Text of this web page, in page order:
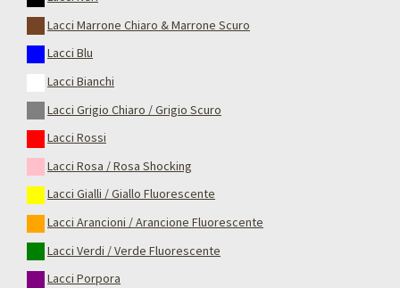
Lacci Marrone Chiaro & Marrone Scuro
Lacci Blu
Lacci Bianchi
Lacci Grigio Chiaro / Grigio Scuro
Lacci Rossi
Lacci Rosa / Rosa Shocking
Lacci Gialli / Giallo Fluorescente
Lacci Arancioni / Arancione Fluorescente
Lacci Verdi / Verde Fluorescente
Lacci Porpora